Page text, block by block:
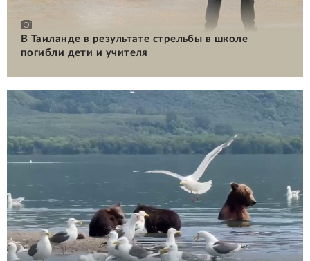
В Таиланде в результате стрельбы в школе
погибли дети и учителя